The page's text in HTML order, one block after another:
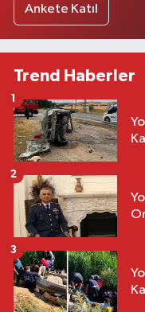
Ankete Katıl
Trend Haberler
1
2
3